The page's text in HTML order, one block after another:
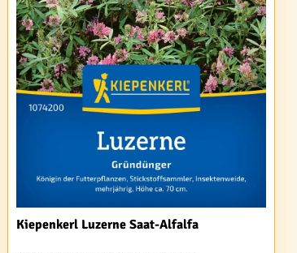
Kiepenkerl Luzerne Saat-Alfalfa